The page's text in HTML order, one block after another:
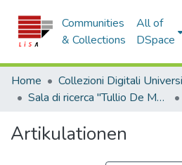
Communities
& Collections
All of
DSpace
Home
Sala di ricerca "Tullio De Mauro"
Artikulationen